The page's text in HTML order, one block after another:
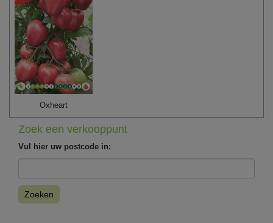
Oxheart
Zoek een verkooppunt
Vul hier uw postcode in:
Zoeken